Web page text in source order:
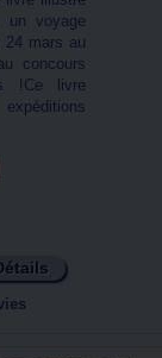
un voyage
24 mars au
concours
!Ce livre